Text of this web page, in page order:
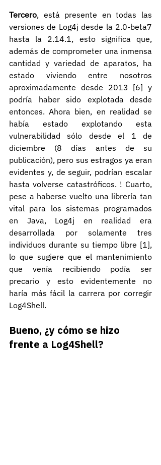
Tercero, está presente en todas las
versiones de Log4j desde la 2.0-beta7
hasta la 2.14.1, esto significa que,
además de comprometer una inmensa
cantidad y variedad de aparatos, ha
estado viviendo entre nosotros
aproximadamente desde 2013 [6] y
podría haber sido explotada desde
entonces. Ahora bien, en realidad se
había estado explotando esta
vulnerabilidad sólo desde el 1 de
diciembre (8 días antes de su
publicación), pero sus estragos ya eran
evidentes y, de seguir, podrían escalar
hasta volverse catastróficos. ! Cuarto,
pese a haberse vuelto una librería tan
vital para los sistemas programados
en Java, Log4j en realidad era
desarrollada por solamente tres
individuos durante su tiempo libre [1],
lo que sugiere que el mantenimiento
que venía recibiendo podía ser
precario y esto evidentemente no
haría más fácil la carrera por corregir
Log4Shell.
Bueno, ¿y cómo se hizo
frente a Log4Shell?